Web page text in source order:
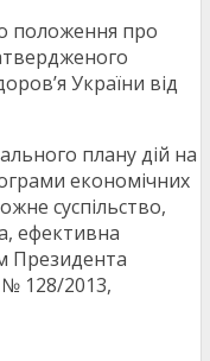
положення про
України від
плану дій на
економічних
суспільство,
ефективна
Президента
№ 128/2013,